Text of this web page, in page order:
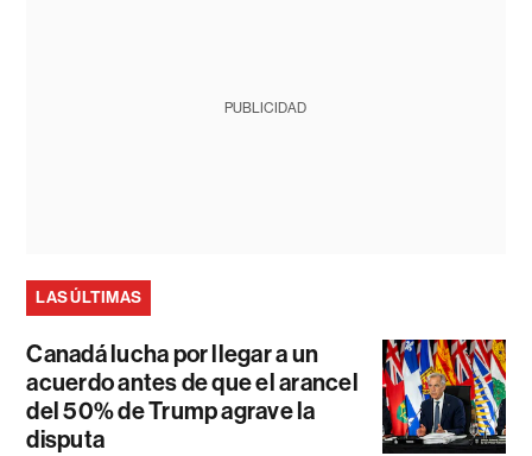
PUBLICIDAD
LAS ÚLTIMAS
Canadá lucha por llegar a un
acuerdo antes de que el arancel
del 50% de Trump agrave la
disputa